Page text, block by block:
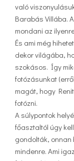
való
Barabás Villába.
mondani az
És ami még
dekor világába,
szokásos. Így
fotózásunkat
magát, hogy
fotózni.
A súlypontok
főasztaltól úgy
gondolták, onnan
mindenre. Ami